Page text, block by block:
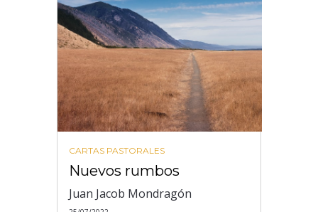
CARTAS PASTORALES
Nuevos rumbos
Juan Jacob Mondragón